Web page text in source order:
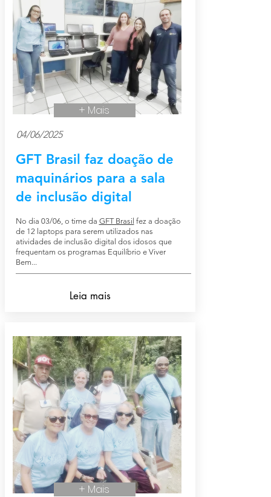
+ Mais
04/06/2025
GFT Brasil faz doação de
maquinários para a sala
de inclusão digital
No dia 03/06, o time da GFT Brasil fez a doação
de 12 laptops para serem utilizados nas
atividades de inclusão digital dos idosos que
frequentam os programas Equilíbrio e Viver
Bem...
Leia mais
+ Mais